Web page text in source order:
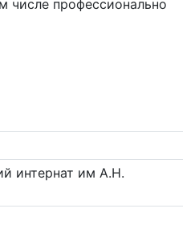
числе профессионально
интернат им А.Н.